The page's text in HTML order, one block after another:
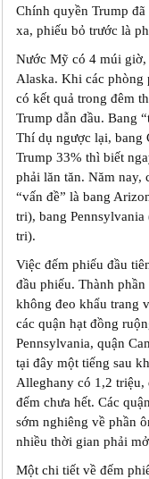
Chính quyền Trump
xa, phiếu bỏ trước là
Nước Mỹ có 4 múi giờ,
Alaska. Khi các phòng
có kết quả trong đêm
Trump dẫn đầu. Bang
Thí dụ ngược lại, bang
Trump 33% thì biết
phải lăn tăn. Năm nay,
“vấn đề” là bang
tri), bang
tri).
Việc đếm phiếu đầu
đầu phiếu. Thành
không đeo khẩu trang
các quận hạt đồng
Pennsylvania, quận
tại đây một tiếng sau
Alleghany có 1,2 triệu,
đếm chưa hết. Các
sớm nghiêng về phần
nhiều thời gian phải
Một chi tiết về đếm